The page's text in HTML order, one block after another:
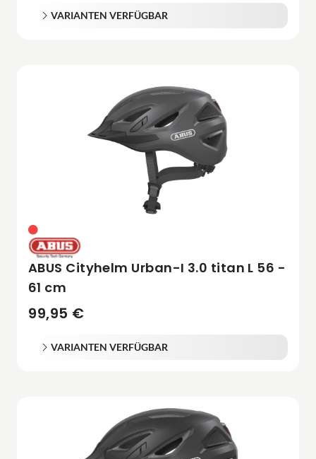
VARIANTEN VERFÜGBAR
ABUS Cityhelm Urban-I 3.0 titan L 56 -
61 cm
99,95 €
VARIANTEN VERFÜGBAR